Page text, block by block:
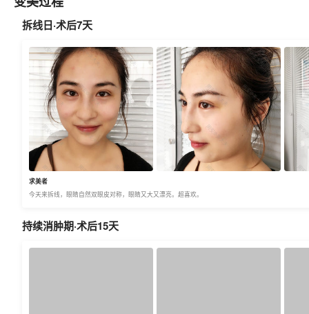
拆线日·术后7天
求美者
今天来拆线，眼睛自然双眼皮对称，眼睛又大又漂亮。超喜欢。
持续消肿期·术后15天